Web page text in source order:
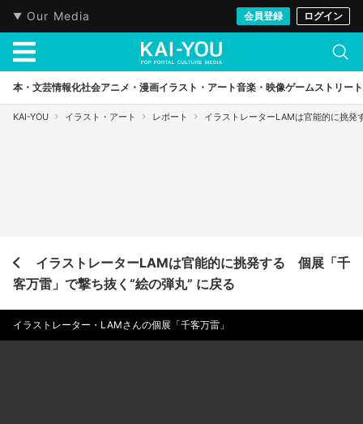
Our Media 会員登録 ログイン
本・文芸情報化社会アニメ・漫画イラスト・アート音楽・映像ゲームストリート
KAI-YOU イラスト・アート レポート イラストレーターLAMは官能的に挑
イラストレーターLAMは官能的に挑発する 個展「千
客万雷」で撃ち抜く“絵の弾丸” に戻る
イラストレーター・LAMさんの個展「千客万雷」